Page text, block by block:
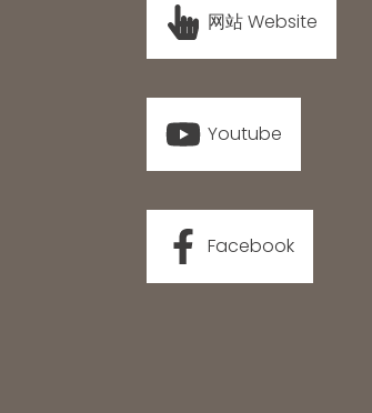
网站 Website
Youtube
Facebook